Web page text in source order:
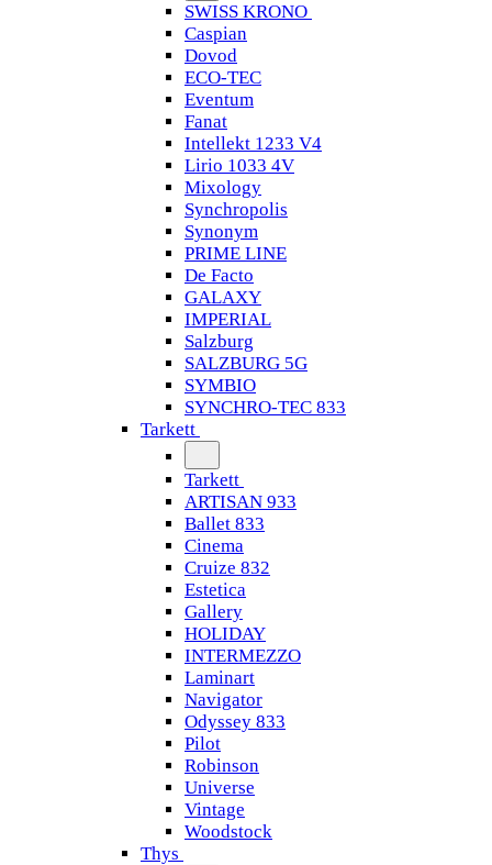
SWISS KRONO
Caspian
Dovod
ECO-TEC
Eventum
Fanat
Intellekt 1233 V4
Lirio 1033 4V
Mixology
Synchropolis
Synonym
PRIME LINE
De Facto
GALAXY
IMPERIAL
Salzburg
SALZBURG 5G
SYMBIO
SYNCHRO-TEC 833
Tarkett
Tarkett
ARTISAN 933
Ballet 833
Cinema
Cruize 832
Estetica
Gallery
HOLIDAY
INTERMEZZO
Laminart
Navigator
Odyssey 833
Pilot
Robinson
Universe
Vintage
Woodstock
Thys